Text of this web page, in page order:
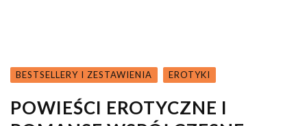
BESTSELLERY I ZESTAWIENIA EROTYKI
POWIEŚCI EROTYCZNE I